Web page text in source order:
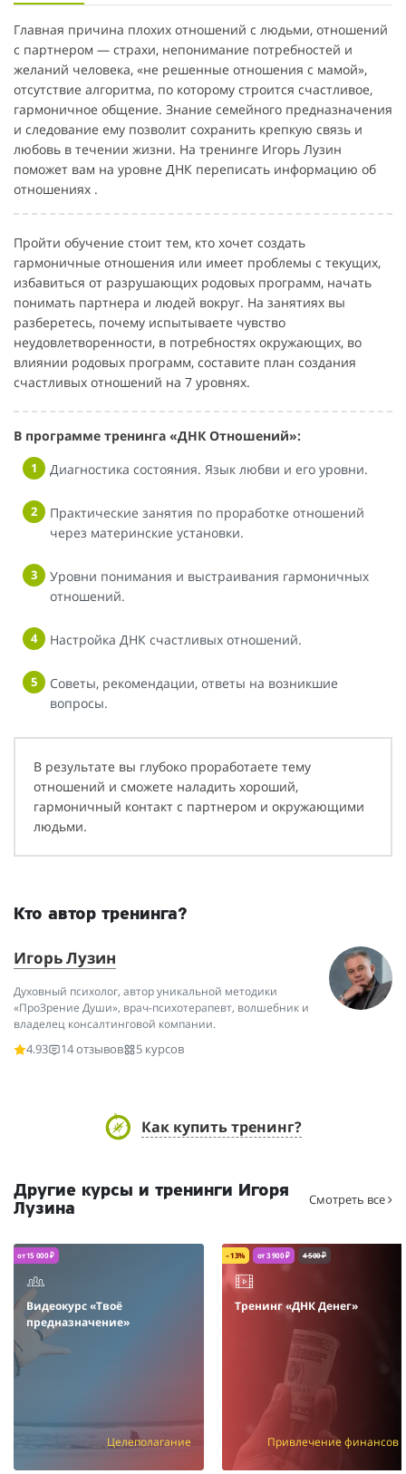
Главная причина плохих отношений с людьми, отношений
с партнером — страхи, непонимание потребностей и
желаний человека, «не решенные отношения с мамой»,
отсутствие алгоритма, по которому строится счастливое,
гармоничное общение. Знание семейного предназначения
и следование ему позволит сохранить крепкую связь и
любовь в течении жизни. На тренинге Игорь Лузин
поможет вам на уровне ДНК переписать информацию об
отношениях .
Пройти обучение стоит тем, кто хочет создать
гармоничные отношения или имеет проблемы с текущих,
избавиться от разрушающих родовых программ, начать
понимать партнера и людей вокруг. На занятиях вы
разберетесь, почему испытываете чувство
неудовлетворенности, в потребностях окружающих, во
влиянии родовых программ, составите план создания
счастливых отношений на 7 уровнях.
В программе тренинга «ДНК Отношений»:
Диагностика состояния. Язык любви и его уровни.
Практические занятия по проработке отношений
через материнские установки.
Уровни понимания и выстраивания гармоничных
отношений.
Настройка ДНК счастливых отношений.
Советы, рекомендации, ответы на возникшие
вопросы.
В результате вы глубоко проработаете тему
отношений и сможете наладить хороший,
гармоничный контакт с партнером и окружающими
людьми.
Кто автор тренинга?
Игорь Лузин
Духовный психолог, автор уникальной методики
«ПроЗрение Души», врач-психотерапевт, волшебник и
владелец консалтинговой компании.
4.93
14 отзывов 5 курсов
Как купить тренинг?
Другие курсы и тренинги Игоря
Лузина
Смотреть все
от 15 000 ₽
Видеокурс «Твоё
предназначение»
Целеполагание
– 13% от 3 900 ₽ 4 500 ₽
Тренинг «ДНК Денег»
Привлечение финансов